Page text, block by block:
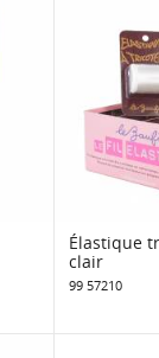
Élastique
clair
99 57210